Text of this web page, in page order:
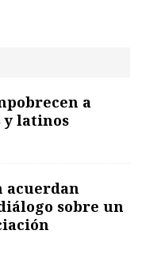
a
y latinos
acuerdan
sobre un